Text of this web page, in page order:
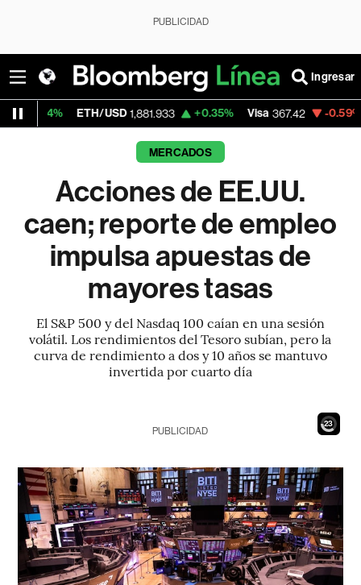
PUBLICIDAD
Ingresar
ETH/USD 1,881.933 +0.35% Visa 367.42 -0.59%
MERCADOS
Acciones de EE.UU.
caen; reporte de empleo
impulsa apuestas de
mayores tasas
El S&P 500 y del Nasdaq 100 caían en una sesión
volátil. Los rendimientos del Tesoro subían, pero la
curva de rendimiento a dos y 10 años se mantuvo
invertida por cuarto día
21
PUBLICIDAD